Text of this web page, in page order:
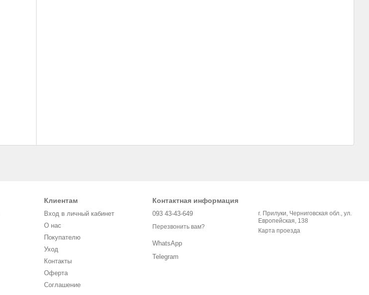
Клиентам
Вход в личный кабинет
О нас
Покупателю
Уход
Контакты
Оферта
Соглашение
Контактная информация
093 43-43-649
Перезвонить вам?
WhatsApp
Telegram
г. Прилуки, Черниговская обл., ул.
Европейская, 138
Карта проезда